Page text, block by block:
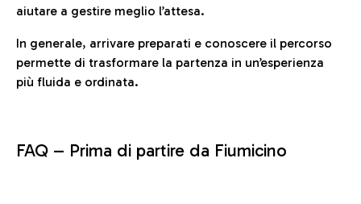
aiutare a gestire meglio l’attesa.
In generale, arrivare preparati e conoscere il percorso
permette di trasformare la partenza in un’esperienza
più fluida e ordinata.
FAQ – Prima di partire da Fiumicino